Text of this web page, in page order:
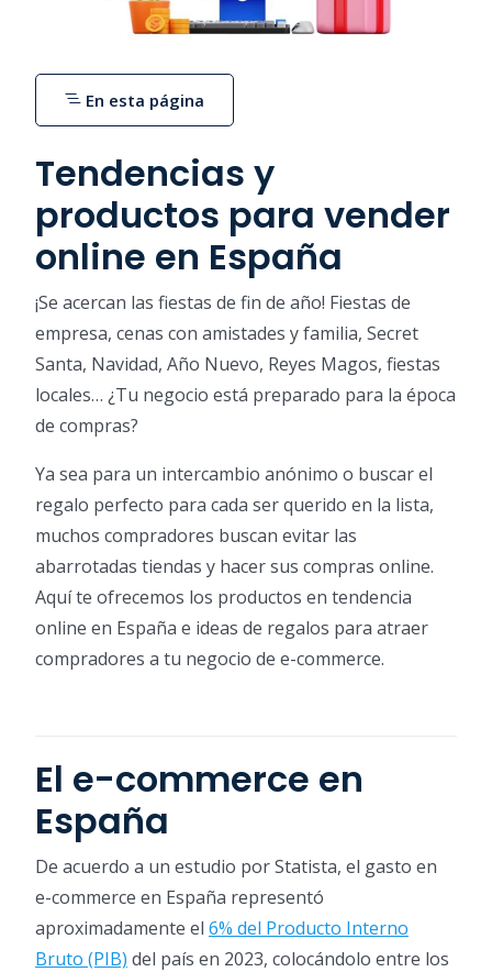
Tendencias y
productos para vender
online en España
¡Se acercan las fiestas de fin de año! Fiestas de
empresa, cenas con amistades y familia, Secret
Santa, Navidad, Año Nuevo, Reyes Magos, fiestas
locales… ¿Tu negocio está preparado para la época
de compras?
Ya sea para un intercambio anónimo o buscar el
regalo perfecto para cada ser querido en la lista,
muchos compradores buscan evitar las
abarrotadas tiendas y hacer sus compras online.
Aquí te ofrecemos los productos en tendencia
online en España e ideas de regalos para atraer
compradores a tu negocio de e-commerce.
El e-commerce en
España
De acuerdo a un estudio por Statista, el gasto en
e-commerce en España representó
aproximadamente el 6% del Producto Interno
Bruto (PIB) del país en 2023, colocándolo entre los
En esta página